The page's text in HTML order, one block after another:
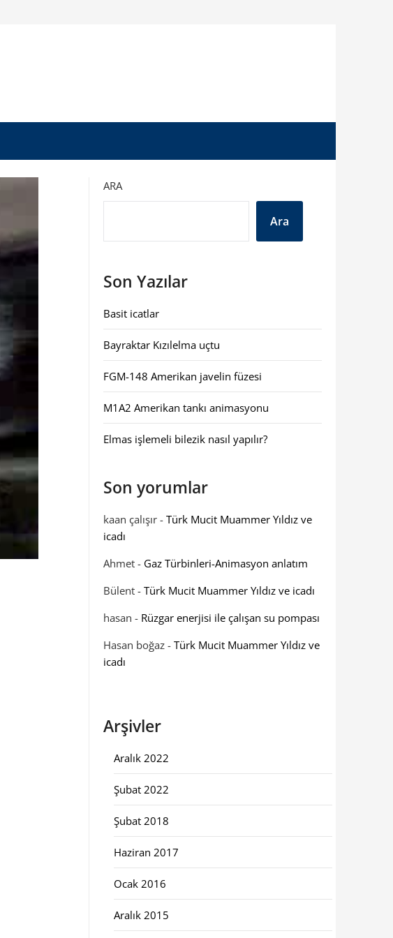
ARA
Ara
Son Yazılar
Basit icatlar
Bayraktar Kızılelma uçtu
FGM-148 Amerikan javelin füzesi
M1A2 Amerikan tankı animasyonu
Elmas işlemeli bilezik nasıl yapılır?
Son yorumlar
kaan çalışır- Türk Mucit Muammer Yıldız ve
icadı
Ahmet- Gaz Türbinleri-Animasyon anlatım
Bülent- Türk Mucit Muammer Yıldız ve icadı
hasan - Rüzgar enerjisi ile çalışan su pompası
Hasan boğaz- Türk Mucit Muammer Yıldız ve
icadı
Arşivler
Aralık 2022
Şubat 2022
Şubat 2018
Haziran 2017
Ocak 2016
Aralık 2015